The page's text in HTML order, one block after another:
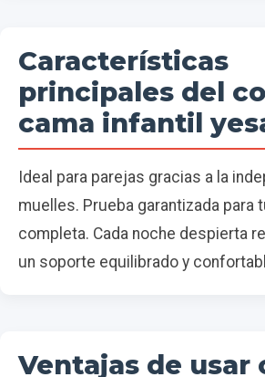
Características
principales del
cama infantil
Ideal para parejas gracias a la
muelles. Prueba garantizada para
completa. Cada noche despierta
un soporte equilibrado y
Ventajas de usar